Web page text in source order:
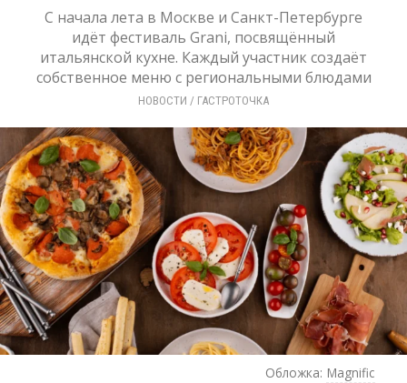
С начала лета в Москве и Санкт-Петербурге
идёт фестиваль Grani, посвящённый
итальянской кухне. Каждый участник создаёт
собственное меню с региональными блюдами
НОВОСТИ / ГАСТРОТОЧКА
Обложка: Magnific